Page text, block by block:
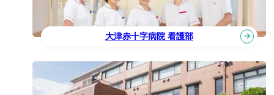
大津赤十字病院 看護部